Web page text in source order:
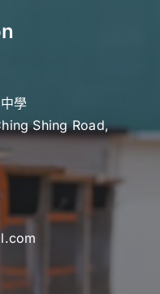
學
Shing Road,